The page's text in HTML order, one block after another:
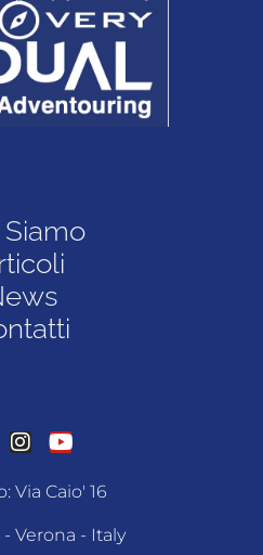
Siamo
Via Caio' 16
- Verona - Italy